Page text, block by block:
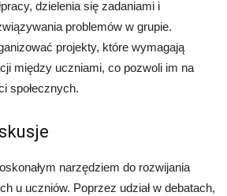
dzielenia się zadaniami i
problemów w grupie.
projekty, które wymagają
między uczniami, co pozwoli im na
społecznych.
narzędziem do rozwijania
u uczniów. Poprzez udział w debatach,